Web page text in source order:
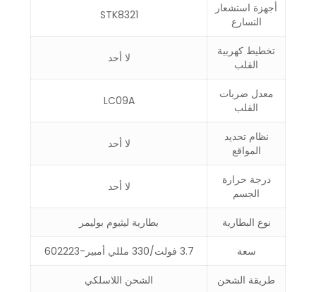
أجهزة استشعار
التسارع
STK8321
تخطيط كهربية
القلب
لا أحد
معدل ضربات
القلب
LC09A
نظام تحديد
المواقع
لا أحد
درجة حرارة
الجسم
لا أحد
نوع البطارية بطارية ليثيوم بوليمر
سعة 3.7 فولت/330 مللي أمبير-602223
طريقة الشحن الشحن اللاسلكي